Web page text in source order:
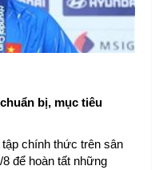
bị, mục tiêu
chính thức trên sân
để hoàn tất những